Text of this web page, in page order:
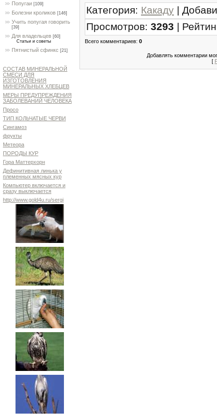
Попугаи [109]
Болезни кроликов [146]
Учить попугая говорить
[39]
Для владельцев [60]
Статьи и советы
Пятнистый сфинкс [21]
СОСТАВ МИНЕРАЛЬНОЙ
СМЕСИ ДЛЯ
ИЗГОТОВЛЕНИЯ
МИНЕРАЛЬНЫХ ХЛЕБЦЕВ
МЕРЫ ПРЕДУПРЕЖДЕНИЯ
ЗАБОЛЕВАНИЙ ЧЕЛОВЕКА
Просо
ТИП КОЛЬЧАТЫЕ ЧЕРВИ
Сингамоз
фрукты
Метеора
ПОРОДЫ КУР
Гора Маттерхорн
Дефинитивная линька у
племенных мясных кур
Компьютер включается и
сразу выключается
http://www.gold4u.ru/sergi
Категория: Какаду |
Просмотров: 3293 |
Всего комментариев: 0
Добавлять комментарии
[